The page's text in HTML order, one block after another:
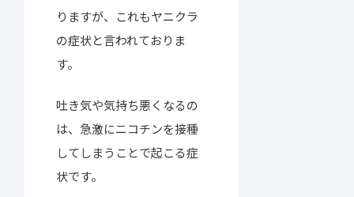
りますが、これもヤニクラ
の症状と言われておりま
す。
吐き気や気持ち悪くなるの
は、急激にニコチンを接種
してしまうことで起こる症
状です。